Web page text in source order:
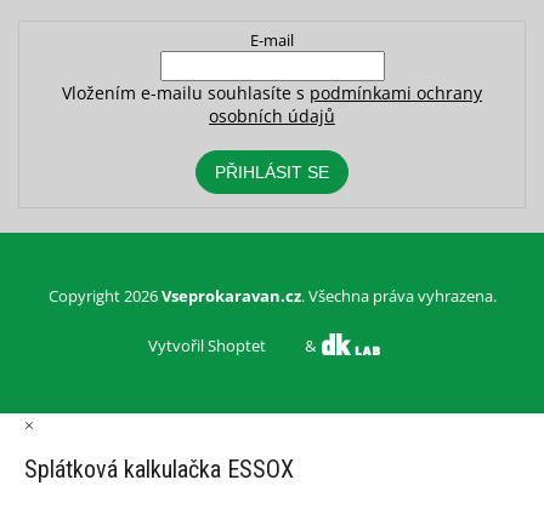
E-mail
Vložením e-mailu souhlasíte s podmínkami ochrany
osobních údajů
PŘIHLÁSIT SE
Vytvořil Shoptet &
Copyright 2026Vseprokaravan.cz. Všechna práva vyhrazena.
×
Splátková kalkulačka ESSOX